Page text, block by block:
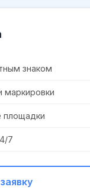
знаком
площадки
7